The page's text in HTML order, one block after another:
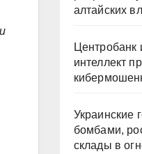
алтайских
Центробанк
интеллект
Украинские
бомбами,
склады в